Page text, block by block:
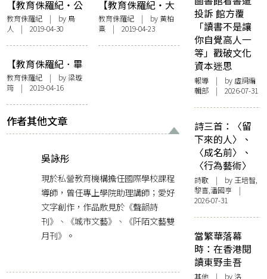
【教育侏羅紀・公
開試】沒事了，考
完了
教育侏羅紀 | by 鳥
人 | 2019-04-30
【教育侏羅紀・大
學教育】與教授席
草而坐，或幻想
教育侏羅紀| by 黃柏
熹| 2019-04-23
【教育侏羅紀．畢
業】Last Day 速寫
教育侏羅紀 | by梁璇
筠 | 2019-04-16
作者其他文章
吳詠彤
現於私營教育機構擔任國際學校課程
導師，曾任專上學院助理講師；愛好
文字創作，作品散見於《聲韻詩
刊》、《城市文藝》、《阡陌文藝雙
月刊》。
投訴 館方覆
「讀書不是讓
你自覺高人一
等」戳破文化
資本迷思
報導 | by 虛詞編
輯部 | 2026-07-31
詩三首：〈留
下來的人〉、
〈成名前〉、
〈行為藝術〉
詩歌 | by 王培智,
黎喜,潘國亨 |
2026-07-31
當繁華落幕
時：在香港閱
讀東野圭吾